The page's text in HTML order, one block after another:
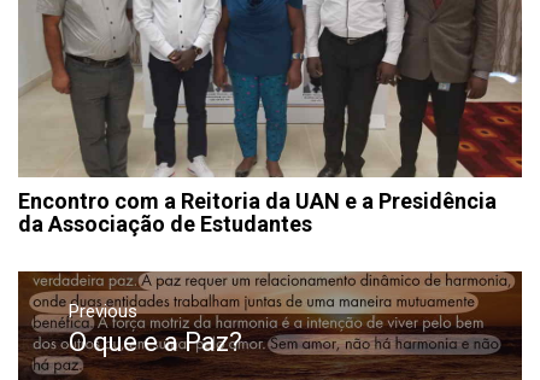
Encontro com a Reitoria da UAN e a Presidência
da Associação de Estudantes
Navegação
de
artigos
Previous
Previous
post:
O que e a Paz?